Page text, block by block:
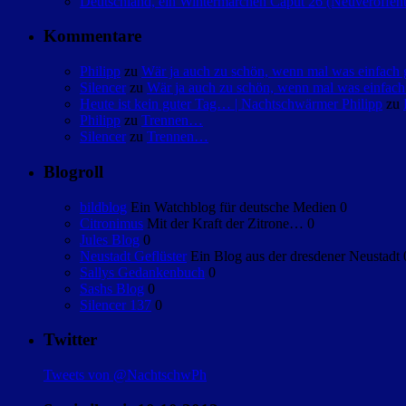
Kommentare
Philipp zu Wär ja auch zu schön, wenn mal was
Silencer zu Wär ja auch zu schön, wenn mal was
Heute ist kein guter Tag… | Nachtschwärmer Philipp zu
Philipp zu Trennen…
Silencer zu Trennen…
Blogroll
bildblog Ein Watchblog für deutsche Medien 0
Citronimus Mit der Kraft der Zitrone… 0
Jules Blog 0
Neustadt Geflüster Ein Blog aus der dresdener Neustadt
Sallys Gedankenbuch 0
Sashs Blog 0
Silencer 137 0
Twitter
Tweets von @NachtschwPh